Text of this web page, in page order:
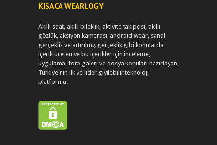
KISACA WEARLOGY
Akıllı saat, akıllı bileklik, aktivite takipçisi, akıllı
gözlük, aksiyon kamerası, android wear, sanal
gerçeklik ve artırılmış gerçeklik gibi konularda
içerik üreten ve bu içerikler için inceleme,
uygulama, foto galeri ve dosya konuları hazırlayan,
Türkiye'nin ilk ve lider giyilebilir teknoloji
platformu.